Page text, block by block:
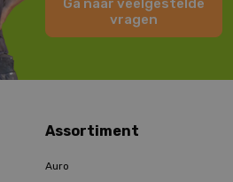
Ga naar veelgestelde
vragen
Assortiment
Auro